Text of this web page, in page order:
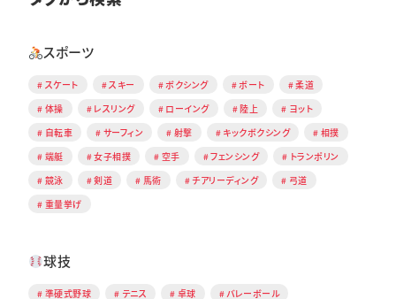
スポーツ
スケート スキー ボクシング ボート
柔道
体操
レスリング ローイング 陸上
ヨット
自転車
サーフィン 射撃 キックボクシング
相撲
端艇
女子相撲 空手 フェンシング
トランポリン
競泳
剣道 馬術 チアリーディング
弓道
重量挙げ
球技
準硬式野球 テニス 卓球
バレーボール